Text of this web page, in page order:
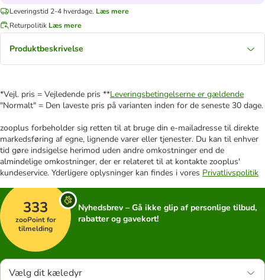
Leveringstid 2-4 hverdage. Læs mere
Returpolitik Læs mere
Produktbeskrivelse
*Vejl. pris = Vejledende pris **Leveringsbetingelserne er gældende
"Normalt" = Den laveste pris på varianten inden for de seneste 30 dage.
zooplus forbeholder sig retten til at bruge din e-mailadresse til direkte
markedsføring af egne, lignende varer eller tjenester. Du kan til enhver
tid gøre indsigelse herimod uden andre omkostninger end de
almindelige omkostninger, der er relateret til at kontakte zooplus'
kundeservice. Yderligere oplysninger kan findes i vores Privatlivspolitik
333
zooPoint for
tilmelding
Nyhedsbrev – Gå ikke glip af personlige tilbud,
rabatter og gavekort!
Vælg dit kæledyr